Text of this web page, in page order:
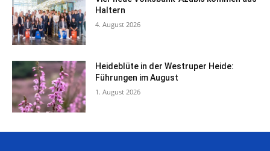
Haltern
4. August 2026
Heideblüte in der Westruper Heide:
Führungen im August
1. August 2026